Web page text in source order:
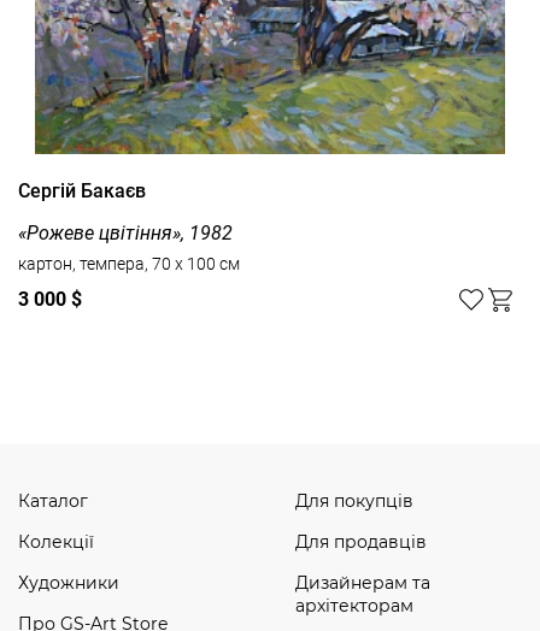
Сергій Бакаєв
«Рожеве цвітіння», 1982
картон, темпера, 70 x 100 см
3 000 $
Каталог
Колекції
Художники
Про GS-Art Store
Для покупців
Для продавців
Дизайнерам та
архітекторам